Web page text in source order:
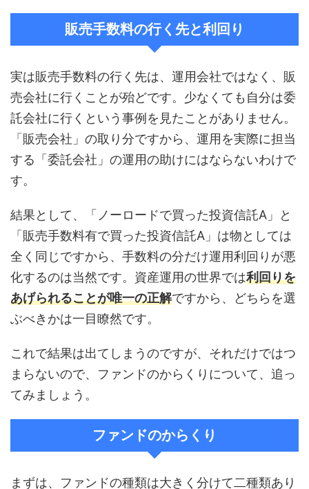
販売手数料の行く先と利回り
実は販売手数料の行く先は、運用会社ではなく、販
売会社に行くことが殆どです。少なくても自分は委
託会社に行くという事例を見たことがありません。
「販売会社」の取り分ですから、運用を実際に担当
する「委託会社」の運用の助けにはならないわけで
す。
結果として、「ノーロードで買った投資信託A」と
「販売手数料有で買った投資信託A」は物としては
全く同じですから、手数料の分だけ運用利回りが悪
化するのは当然です。資産運用の世界では利回りを
あげられることが唯一の正解ですから、どちらを選
ぶべきかは一目瞭然です。
これで結果は出てしまうのですが、それだけではつ
まらないので、ファンドのからくりについて、追っ
てみましょう。
ファンドのからくり
まずは、ファンドの種類は大きく分けて二種類あり